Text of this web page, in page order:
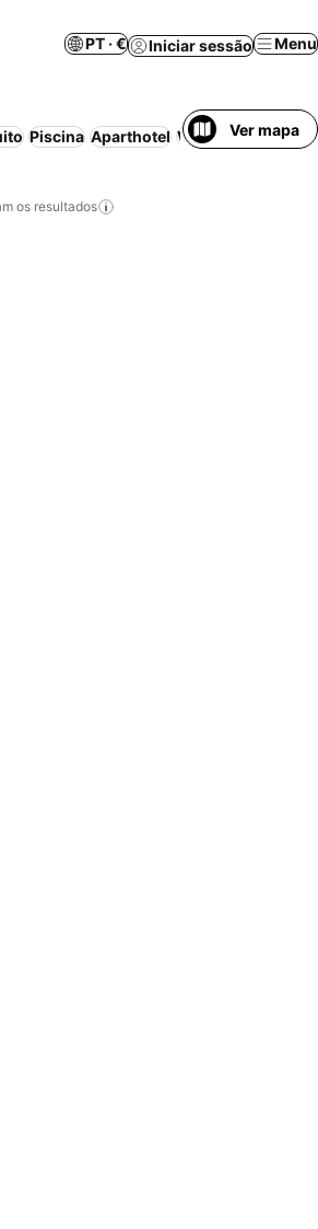
PT · € Iniciar sessão Menu
Piscina Aparthotel Wi-fi Ar
Ver mapa
os resultados